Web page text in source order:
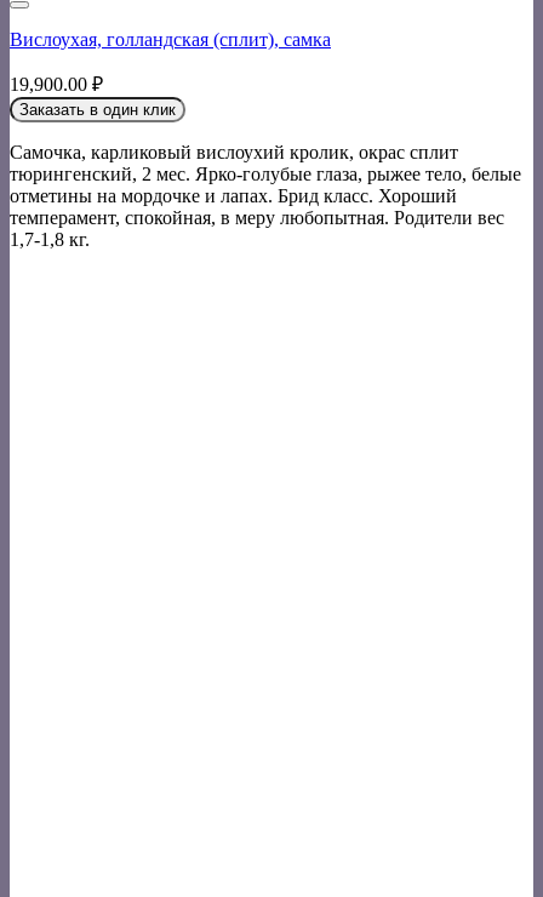
Вислоухая, голландская (сплит), самка
19,900.00 ₽
Заказать в один клик
Самочка, карликовый вислоухий кролик, окрас сплит
тюрингенский, 2 мес. Ярко-голубые глаза, рыжее тело, белые
отметины на мордочке и лапах. Брид класс. Хороший
темперамент, спокойная, в меру любопытная. Родители вес
1,7-1,8 кг.